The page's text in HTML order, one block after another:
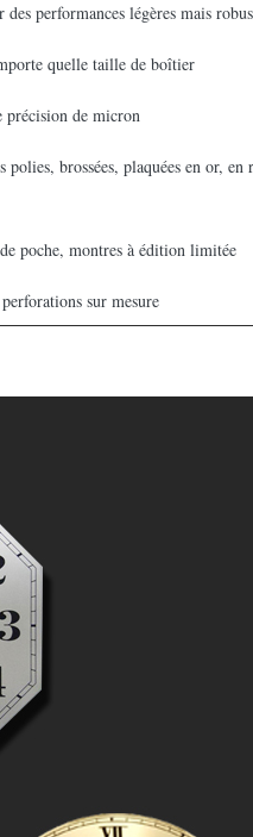
performances légères mais
quelle taille de boîtier
précision de micron
polies, brossées, plaquées en or, en
poche, montres à édition limitée
sur mesure